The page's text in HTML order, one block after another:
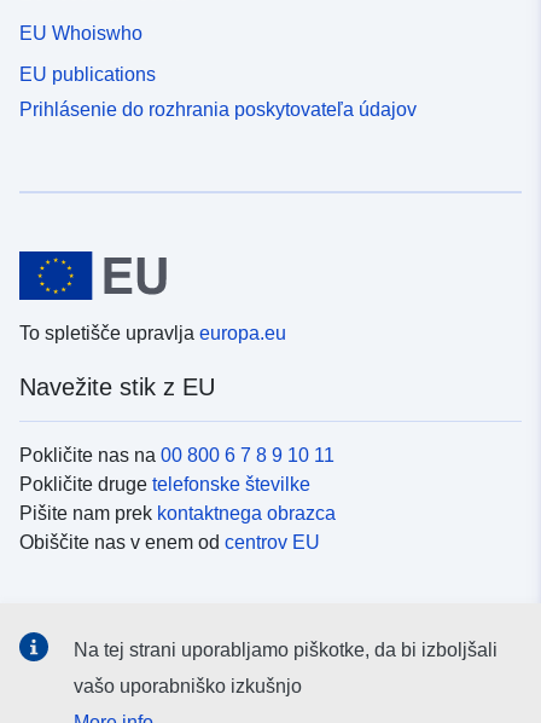
EU Whoiswho
EU publications
Prihlásenie do rozhrania poskytovateľa údajov
To spletišče upravlja europa.eu
Navežite stik z EU
Pokličite nas na 00 800 6 7 8 9 10 11
Pokličite druge telefonske številke
Pišite nam prek kontaktnega obrazca
Obiščite nas v enem od centrov EU
Iskanje podružbenih medijih EU
Na tej strani uporabljamo piškotke, da bi izboljšali
vašo uporabniško izkušnjo